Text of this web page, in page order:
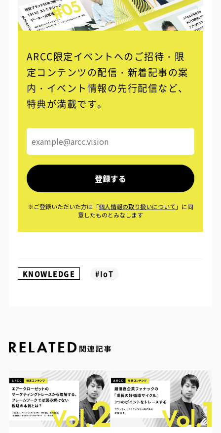
ARCC限定イベントへのご招待・限
定コンテンツの配信・ 新着記事の案
内・イベント情報の先行配信など、
特典が満載です。
KNOWLEDGE #IoT